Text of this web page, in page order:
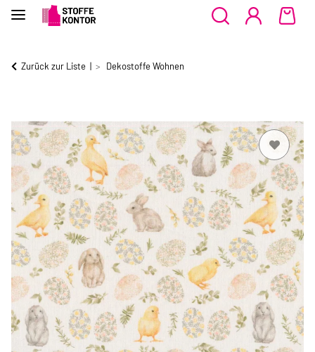
Zurück zur Liste Dekostoffe Wohnen